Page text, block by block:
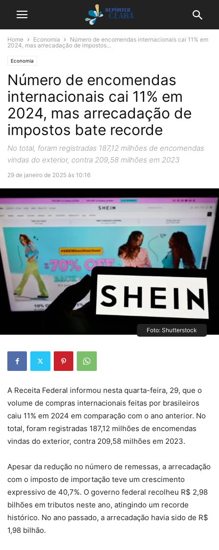
Home Economia
Número de encomendas internacionais cai 11% em
2024, mas arrecadação de impostos...
Economia
Número de encomendas
internacionais cai 11% em
2024, mas arrecadação de
impostos bate recorde
No total, foram registradas 187,12 milhões de encomendas
vindas do exterior, contra 209,58 milhões em 2023
29 de janeiro de 2025 às 10:16
Foto: Shutterstock
A Receita Federal informou nesta quarta-feira, 29, que o
volume de compras internacionais feitas por brasileiros
caiu 11% em 2024 em comparação com o ano anterior. No
total, foram registradas 187,12 milhões de encomendas
vindas do exterior, contra 209,58 milhões em 2023.
Apesar da redução no número de remessas, a arrecadação
com o imposto de importação teve um crescimento
expressivo de 40,7%. O governo federal recolheu R$ 2,98
bilhões em tributos neste ano, atingindo um recorde
histórico. No ano passado, a arrecadação havia sido de R$
1,98 bilhão.